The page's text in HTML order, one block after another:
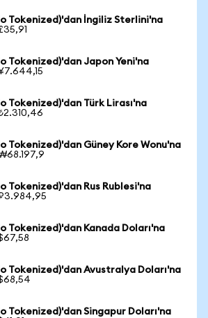
Tokenized)'dan İngiliz Sterlini'na
Tokenized)'dan Japon Yeni'na
Tokenized)'dan Türk Lirası'na
Tokenized)'dan Güney Kore Wonu'na
Tokenized)'dan Rus Rublesi'na
Tokenized)'dan Kanada Doları'na
Tokenized)'dan Avustralya Doları'na
Tokenized)'dan Singapur Doları'na